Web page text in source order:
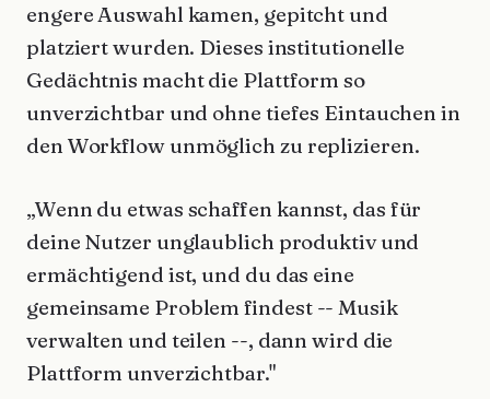
engere Auswahl kamen, gepitcht und
platziert wurden. Dieses institutionelle
Gedächtnis macht die Plattform so
unverzichtbar und ohne tiefes Eintauchen in
den Workflow unmöglich zu replizieren.
„Wenn du etwas schaffen kannst, das für
deine Nutzer unglaublich produktiv und
ermächtigend ist, und du das eine
gemeinsame Problem findest -- Musik
verwalten und teilen --, dann wird die
Plattform unverzichtbar."